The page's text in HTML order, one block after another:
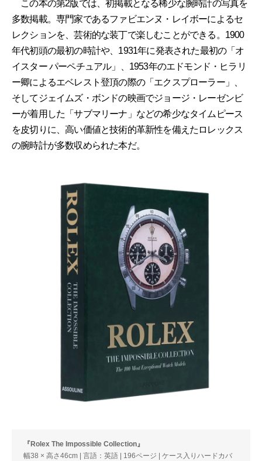
この本の第2版では、初掲載となる稀少な腕時計の写真を
多数掲載。専門家であるファビエンヌ・レイボーによるセ
レクションを、芸術的な装丁で楽しむことができる。1900
年代初頭の最初の時計や、1931年に発表された最初の「オ
イスター パーペチュアル」、1953年のエドモンド・ヒラリ
ー卿によるエベレスト登頂の際の「エクスプローラー」、
そしてジェイムズ・ボンドの映画でジョージ・レーゼンビ
ーが着用した「サブマリーナ」などの希少なタイムピース
を皮切りに、高い価値と技術的革新性を備えたロレックス
の腕時計が多数収められた本だ。
『Rolex The Impossible Collection』
幅38 × 高さ46cm | 言語：英語 | 196ページ | ケース入りハードカバ